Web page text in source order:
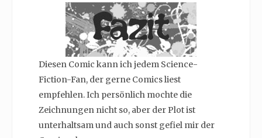
Diesen Comic kann ich jedem Science-
Fiction-Fan, der gerne Comics liest
empfehlen. Ich persönlich mochte die
Zeichnungen nicht so, aber der Plot ist
unterhaltsam und auch sonst gefiel mir der